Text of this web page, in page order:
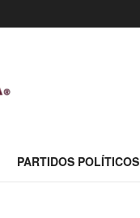
PARTIDOS POLÍTICOS